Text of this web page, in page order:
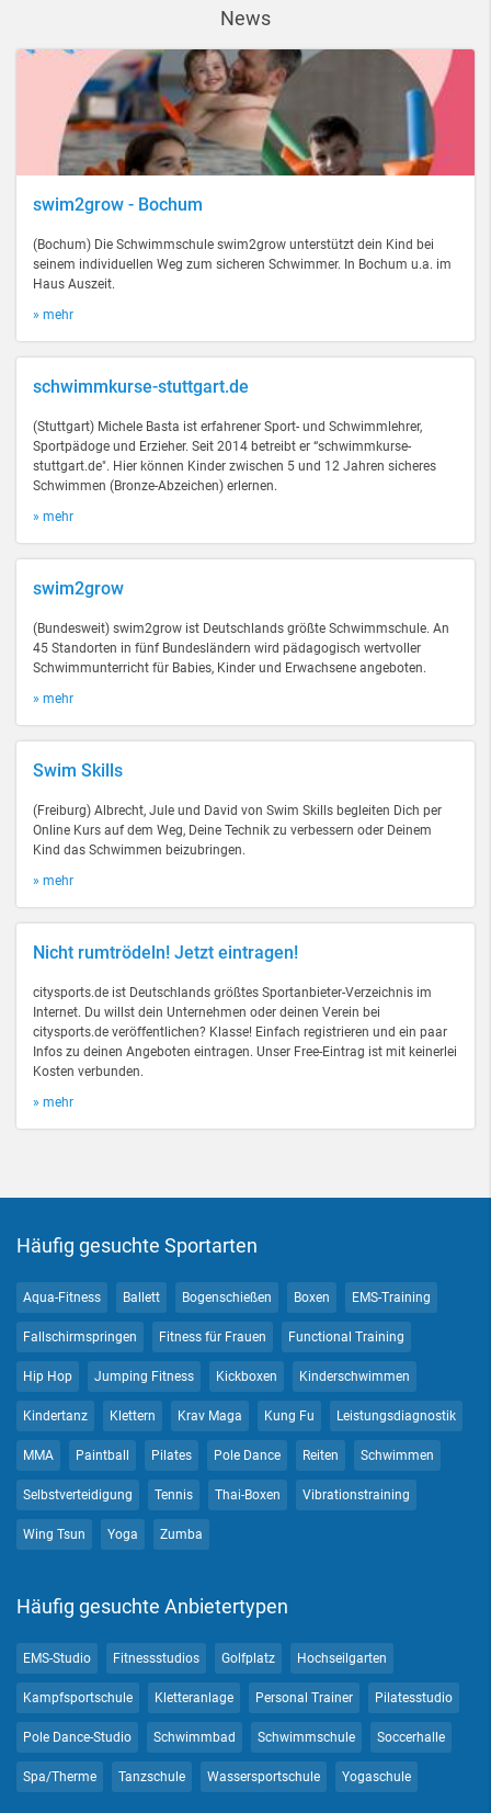
News
swim2grow - Bochum
(Bochum) Die Schwimmschule swim2grow unterstützt dein Kind bei
seinem individuellen Weg zum sicheren Schwimmer. In Bochum u.a. im
Haus Auszeit.
» mehr
schwimmkurse-stuttgart.de
(Stuttgart) Michele Basta ist erfahrener Sport- und Schwimmlehrer,
Sportpädoge und Erzieher. Seit 2014 betreibt er “schwimmkurse-
stuttgart.de". Hier können Kinder zwischen 5 und 12 Jahren sicheres
Schwimmen (Bronze-Abzeichen) erlernen.
» mehr
swim2grow
(Bundesweit) swim2grow ist Deutschlands größte Schwimmschule. An
45 Standorten in fünf Bundesländern wird pädagogisch wertvoller
Schwimmunterricht für Babies, Kinder und Erwachsene angeboten.
» mehr
Swim Skills
(Freiburg) Albrecht, Jule und David von Swim Skills begleiten Dich per
Online Kurs auf dem Weg, Deine Technik zu verbessern oder Deinem
Kind das Schwimmen beizubringen.
» mehr
Nicht rumtrödeln! Jetzt eintragen!
citysports.de ist Deutschlands größtes Sportanbieter-Verzeichnis im
Internet. Du willst dein Unternehmen oder deinen Verein bei
citysports.de veröffentlichen? Klasse! Einfach registrieren und ein paar
Infos zu deinen Angeboten eintragen. Unser Free-Eintrag ist mit keinerlei
Kosten verbunden.
» mehr
Häufig gesuchte Sportarten
Aqua-Fitness Ballett Bogenschießen Boxen EMS-Training
Fallschirmspringen Fitness für Frauen Functional Training
Hip Hop Jumping Fitness Kickboxen Kinderschwimmen
Kindertanz Klettern Krav Maga Kung Fu Leistungsdiagnostik
MMA Paintball Pilates Pole Dance Reiten Schwimmen
Selbstverteidigung Tennis Thai-Boxen Vibrationstraining
Wing Tsun Yoga Zumba
Häufig gesuchte Anbietertypen
EMS-Studio Fitnessstudios Golfplatz Hochseilgarten
Kampfsportschule Kletteranlage Personal Trainer Pilatesstudio
Pole Dance-Studio Schwimmbad Schwimmschule Soccerhalle
Spa/Therme Tanzschule Wassersportschule Yogaschule